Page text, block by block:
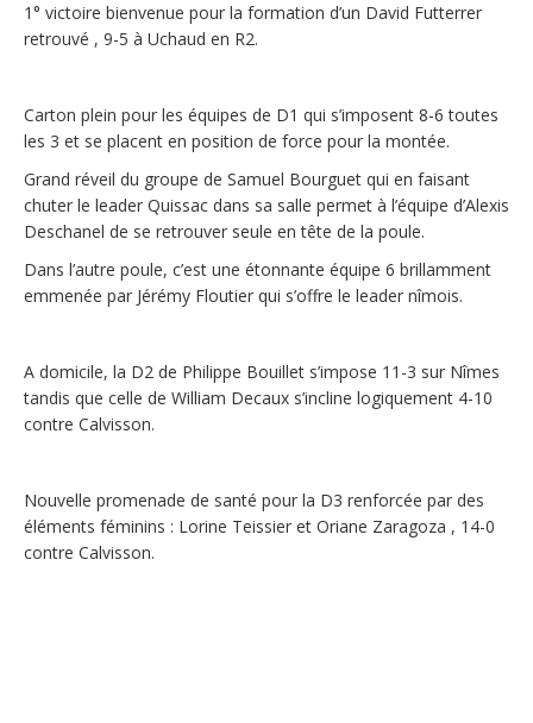
1° victoire bienvenue pour la formation d’un David Futterrer
retrouvé , 9-5 à Uchaud en R2.
Carton plein pour les équipes de D1 qui s’imposent 8-6 toutes
les 3 et se placent en position de force pour la montée.
Grand réveil du groupe de Samuel Bourguet qui en faisant
chuter le leader Quissac dans sa salle permet à l’équipe d’Alexis
Deschanel de se retrouver seule en tête de la poule.
Dans l’autre poule, c’est une étonnante équipe 6 brillamment
emmenée par Jérémy Floutier qui s’offre le leader nîmois.
A domicile, la D2 de Philippe Bouillet s’impose 11-3 sur Nîmes
tandis que celle de William Decaux s’incline logiquement 4-10
contre Calvisson.
Nouvelle promenade de santé pour la D3 renforcée par des
éléments féminins : Lorine Teissier et Oriane Zaragoza , 14-0
contre Calvisson.